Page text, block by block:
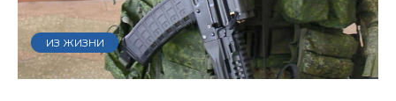
ИЗ ЖИЗНИ